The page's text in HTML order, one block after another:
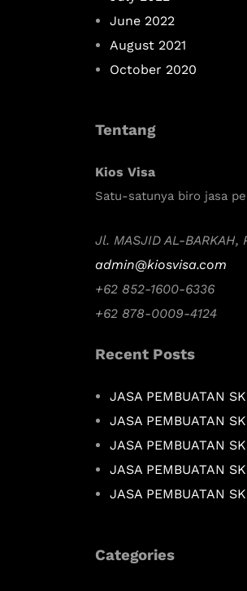
June 2022
August 2021
October 2020
Tentang
Kios Visa
Satu-satunya biro jasa
Jl. MASJID AL-BARKAH,
admin@kiosvisa.com
+62 852-1600-6336
+62 878-0009-4124
Recent Posts
JASA PEMBUATAN
JASA PEMBUATAN
JASA PEMBUATAN
JASA PEMBUATAN
JASA PEMBUATAN
Categories